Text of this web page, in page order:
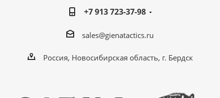
+7 913 723-37-98
sales@gienatactics.ru
Россия, Новосибирская область, г. Бердск